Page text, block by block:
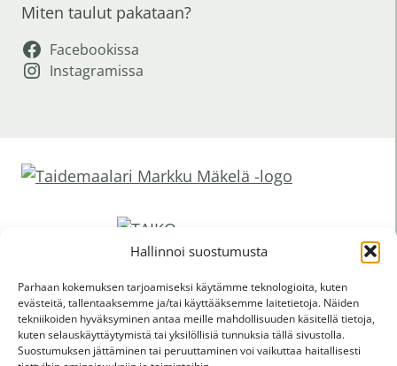
Hallinnoi suostumusta
Parhaan kokemuksen tarjoamiseksi käytämme teknologioita, kuten
evästeitä, tallentaaksemme ja/tai käyttääksemme laitetietoja. Näiden
tekniikoiden hyväksyminen antaa meille mahdollisuuden käsitellä tietoja,
kuten selauskäyttäytymistä tai yksilöllisiä tunnuksia tällä sivustolla.
Suostumuksen jättäminen tai peruuttaminen voi vaikuttaa haitallisesti
Miten taulut pakataan?
Facebookissa
Instagramissa
Verkkokaupan maksutavat: